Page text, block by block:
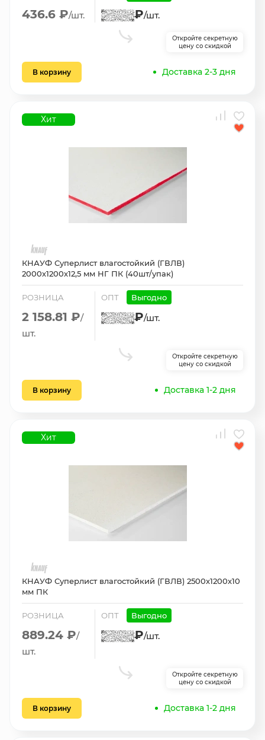
436.6 ₽/шт. ₽/шт.
Откройте секретную
цену со скидкой
В корзину Доставка 2-3 дня
Хит
КНАУФ Суперлист влагостойкий (ГВЛВ)
2000х1200х12,5 мм НГ ПК (40шт/упак)
РОЗНИЦА
2 158.81 ₽/
шт.
ОПТ Выгодно
₽/шт.
Откройте секретную
цену со скидкой
В корзину Доставка 1-2 дня
Хит
КНАУФ Суперлист влагостойкий (ГВЛВ) 2500х1200х10
мм ПК
РОЗНИЦА
889.24 ₽/
шт.
ОПТ Выгодно
₽/шт.
Откройте секретную
цену со скидкой
В корзину Доставка 1-2 дня